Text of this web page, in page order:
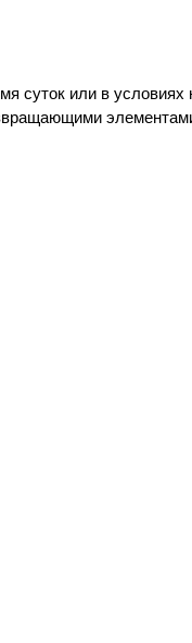
суток или в